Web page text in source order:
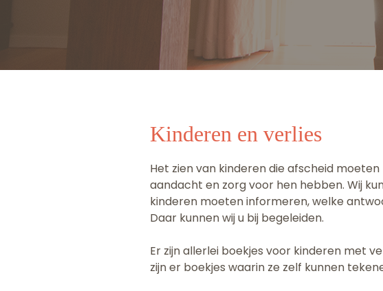
Kinderen en verlies
Het zien van kinderen die afscheid
aandacht en zorg voor hen hebben. Wij
kinderen moeten informeren, welke
Daar kunnen wij u bij begeleiden.
Er zijn allerlei boekjes voor kinderen met
zijn er boekjes waarin ze zelf kunnen